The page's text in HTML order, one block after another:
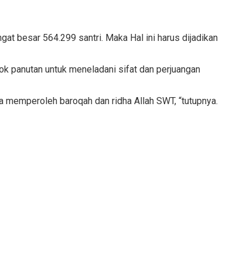
besar 564.299 santri. Maka Hal ini harus dijadikan
panutan untuk meneladani sifat dan perjuangan
baroqah dan ridha Allah SWT, “tutupnya.